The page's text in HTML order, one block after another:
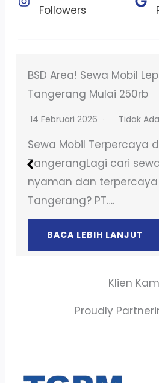
Followers​
Sewa Mobil Brio Matic
Tangerang
20 Februari 2026 Tidak
Sewa Mobil Terpercaya
TangerangLagi cari
nyaman dan
Tangerang? PT….
BACA LEBIH LANJUT
Klien
Proudly